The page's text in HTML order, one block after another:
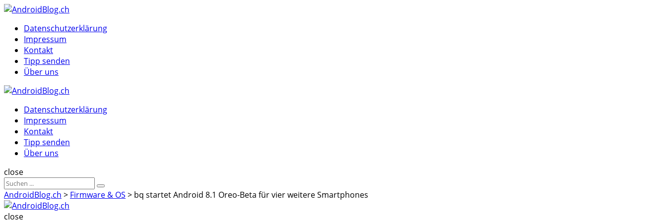
Menu
MenuDatenschutzerklärung
Impressum
Kontakt
Tipp senden
Über uns
Datenschutzerklärung
Impressum
Kontakt
Tipp senden
Über uns
Suche
close
Sucheergebnisse
für
Suche
AndroidBlog.ch > Firmware & OS > bq startet Android 8.1 Oreo-Beta für vier weitere Smartphones
close